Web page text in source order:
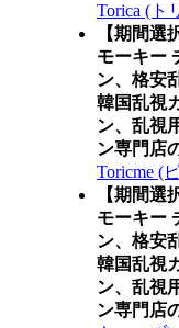
Torica (ト
【期間選
モーキー
ン、格安
韓国乱視
ン、乱視
ン専門店
Toricme (
【期間選
モーキー
ン、格安
韓国乱視
ン、乱視
ン専門店